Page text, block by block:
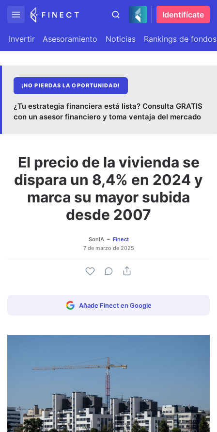
Identifícate
Invertir Asesoramiento Noticias Rankings de fondos
¡NO PIERDAS LA OPORTUNIDAD!
¿Tu estrategia financiera está lista? Consulta GRATIS
con un asesor financiero y toma ventaja del mercado
El precio de la vivienda se
dispara un 8,4% en 2024 y
marca su mayor subida
desde 2007
SonIA
Finect
7 de marzo de 2025
Añade Finect en Google